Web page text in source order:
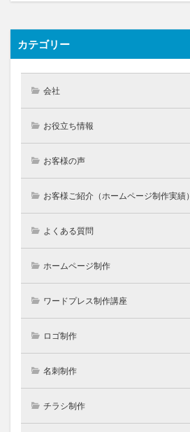
カテゴリー
会社
お役立ち情報
お客様の声
お客様ご紹介（ホームページ制作実績）
よくある質問
ホームページ制作
ワードプレス制作講座
ロゴ制作
名刺制作
チラシ制作